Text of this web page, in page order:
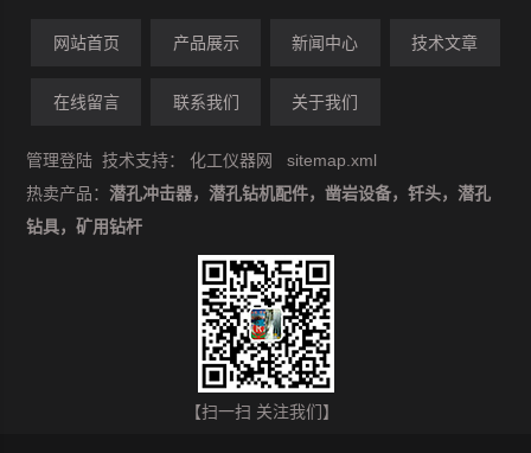
网站首页 产品展示 新闻中心 技术文章
在线留言 联系我们 关于我们
管理登陆 技术支持：化工仪器网
sitemap.xml
热卖产品：潜孔冲击器，潜孔钻机配件，凿岩设备，钎头，潜孔
钻具，矿用钻杆
【扫一扫 关注我们】